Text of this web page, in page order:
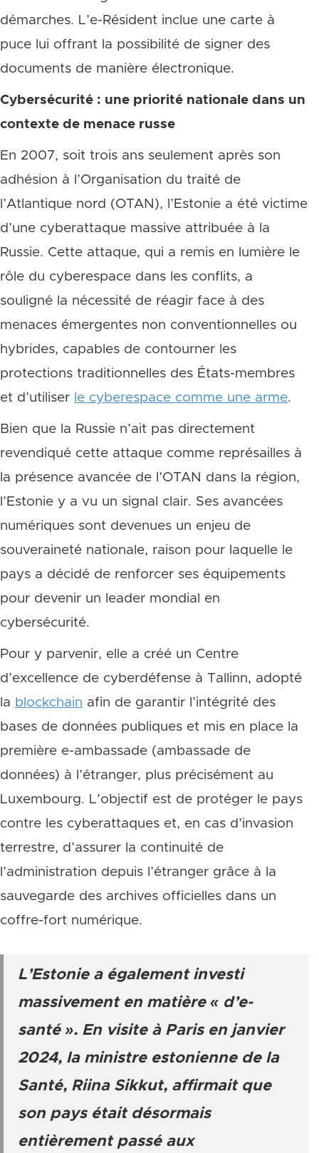
démarches. L’e-Résident inclue une carte à
puce lui offrant la possibilité de signer des
documents de manière électronique.
Cybersécurité : une priorité nationale dans un
contexte de menace russe
En 2007, soit trois ans seulement après son
adhésion à l’Organisation du traité de
l’Atlantique nord (OTAN), l’Estonie a été victime
d’une cyberattaque massive attribuée à la
Russie. Cette attaque, qui a remis en lumière le
rôle du cyberespace dans les conflits, a
souligné la nécessité de réagir face à des
menaces émergentes non conventionnelles ou
hybrides, capables de contourner les
protections traditionnelles des États-membres
et d’utiliser le cyberespace comme une arme.
Bien que la Russie n’ait pas directement
revendiqué cette attaque comme représailles à
la présence avancée de l’OTAN dans la région,
l’Estonie y a vu un signal clair. Ses avancées
numériques sont devenues un enjeu de
souveraineté nationale, raison pour laquelle le
pays a décidé de renforcer ses équipements
pour devenir un leader mondial en
cybersécurité.
Pour y parvenir, elle a créé un Centre
d’excellence de cyberdéfense à Tallinn, adopté
la blockchain afin de garantir l’intégrité des
bases de données publiques et mis en place la
première e-ambassade (ambassade de
données) à l’étranger, plus précisément au
Luxembourg. L’objectif est de protéger le pays
contre les cyberattaques et, en cas d’invasion
terrestre, d’assurer la continuité de
l’administration depuis l’étranger grâce à la
sauvegarde des archives officielles dans un
coffre-fort numérique.
L’Estonie a également investi
massivement en matière « d’e-
santé ». En visite à Paris en janvier
2024, la ministre estonienne de la
Santé, Riina Sikkut, affirmait que
son pays était désormais
entièrement passé aux